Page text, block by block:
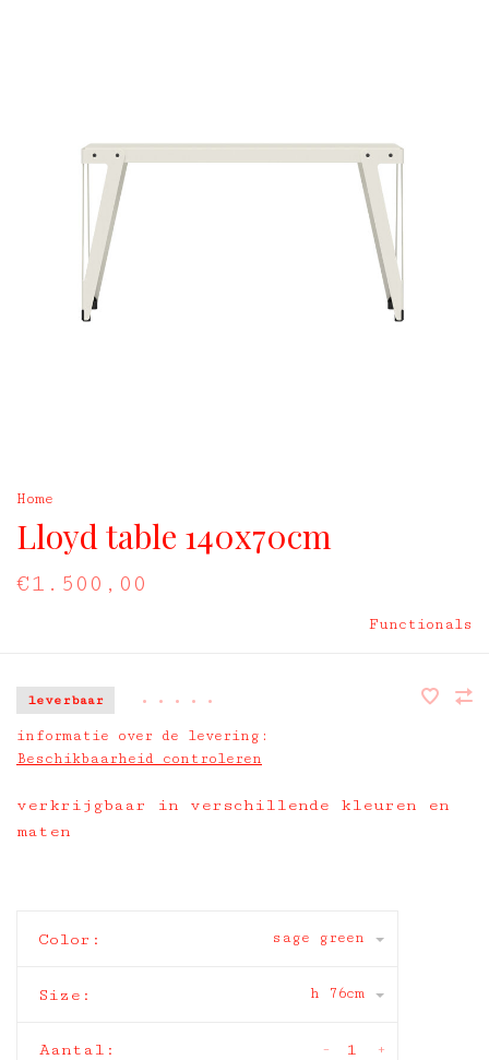
Home
Lloyd table 140x70cm
€1.500,00
Functionals
leverbaar • • • • •
informatie over de levering:
Beschikbaarheid controleren
verkrijgbaar in verschillende kleuren en
maten
Color: sage green
Size: h 76cm
Aantal: +
-